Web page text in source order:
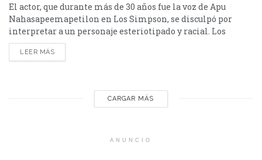
El actor, que durante más de 30 años fue la voz de Apu
Nahasapeemapetilon en Los Simpson, se disculpó por
interpretar a un personaje esteriotipado y racial. Los
Simpson es una sitcom de animación que siempre ha
tocado temas polémicos, de los cuales, en varios se les ha
LEER MÁS
CARGAR MÁS
ANUNCIO